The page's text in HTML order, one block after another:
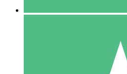
10 Downloaden
20 00